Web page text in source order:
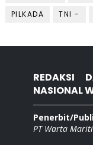
PILKADA
TNI -
REDAKSI
NASIONAL
Penerbit/
PT Warta